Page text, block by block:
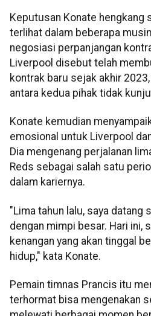
Keputusan Konate hengkang
terlihat dalam beberapa
negosiasi perpanjangan
Liverpool disebut telah
kontrak baru sejak akhir
antara kedua pihak tidak
Konate kemudian
emosional untuk Liverpool
Dia mengenang perjalanan
Reds sebagai salah satu
dalam kariernya.
"Lima tahun lalu, saya datang
dengan mimpi besar. Hari ini,
kenangan yang akan tinggal
hidup," kata Konate.
Pemain timnas Prancis itu
terhormat bisa mengenakan